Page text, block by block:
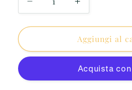
Diminuisci
quantità
per
di
Aumenta
quantità
per
Gonna
di
plissettata
Aggiungi al